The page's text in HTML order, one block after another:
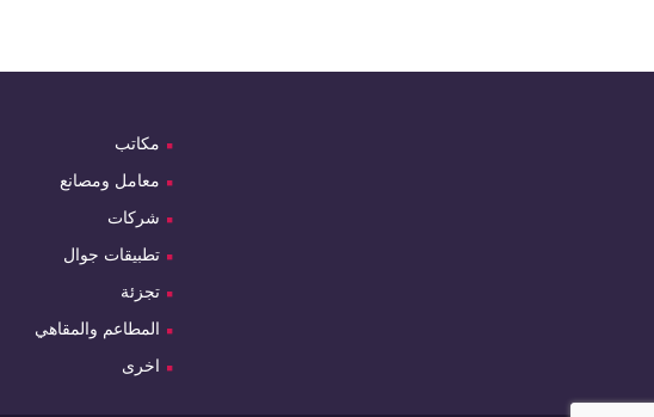
مكاتب
معامل ومصانع
شركات
تطبيقات جوال
تجزئة
المطاعم والمقاهي
اخرى